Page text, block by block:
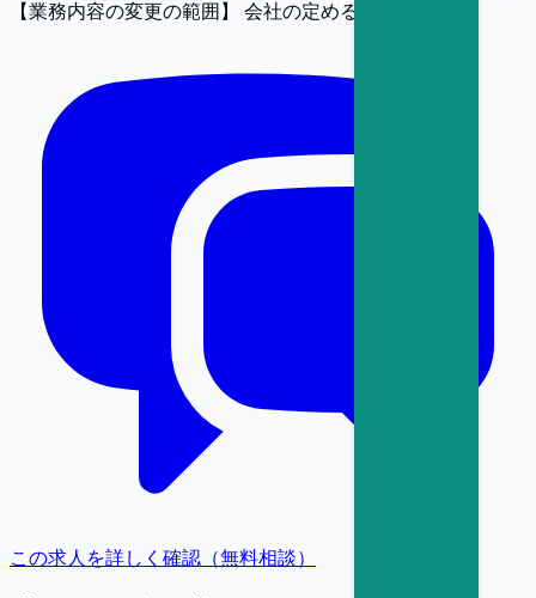
【業務内容の変更の範囲】
会社の定める業務
この求人を詳しく確認（無料相談）